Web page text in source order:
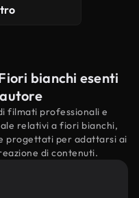
bianchi esenti
filmati professionali e
relativi a fiori bianchi,
progettati per adattarsi ai
di contenuti.